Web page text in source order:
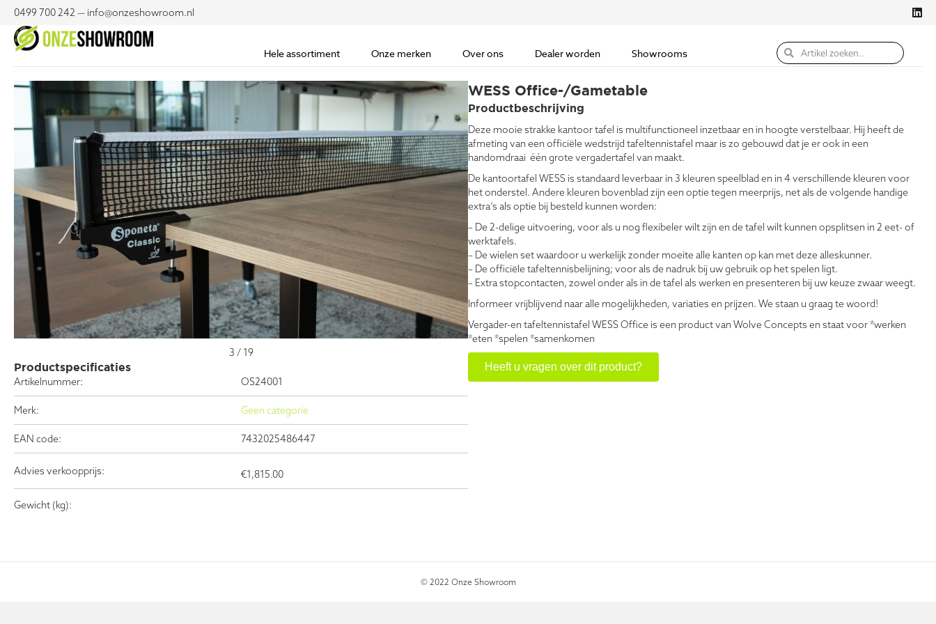
0499 700 242 — info@onzeshowroom.nl
Hele assortiment Onze merken Over ons Dealer worden Showrooms
3 / 19
Productspecificaties
Artikelnummer:
OS24001
Merk: Geen categorie
EAN code: 7432025486447
Advies verkoopprijs: €1,815.00
Gewicht (kg):
WESS Office-/Gametable
Productbeschrijving
Deze mooie strakke kantoor tafel is multifunctioneel inzetbaar en in hoogte verstelbaar. Hij heeft de
afmeting van een officiële wedstrijd tafeltennistafel maar is zo gebouwd dat je er ook in een
handomdraai één grote vergadertafel van maakt.
De kantoortafel WESS is standaard leverbaar in 3 kleuren speelblad en in 4 verschillende kleuren voor
het onderstel. Andere kleuren bovenblad zijn een optie tegen meerprijs, net als de volgende handige
extra’s als optie bij besteld kunnen worden:
– De 2-delige uitvoering, voor als u nog flexibeler wilt zijn en de tafel wilt kunnen opsplitsen in 2 eet- of
werktafels.
– De wielen set waardoor u werkelijk zonder moeite alle kanten op kan met deze alleskunner.
– De officiële tafeltennisbelijning; voor als de nadruk bij uw gebruik op het spelen ligt.
– Extra stopcontacten, zowel onder als in de tafel als werken en presenteren bij uw keuze zwaar weegt.
Informeer vrijblijvend naar alle mogelijkheden, variaties en prijzen. We staan u graag te woord!
Vergader-en tafeltennistafel WESS Office is een product van Wolve Concepts en staat voor *werken
*eten *spelen *samenkomen
Heeft u vragen over dit product?
© 2022 Onze Showroom